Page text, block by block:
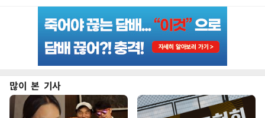
많이 본 기사